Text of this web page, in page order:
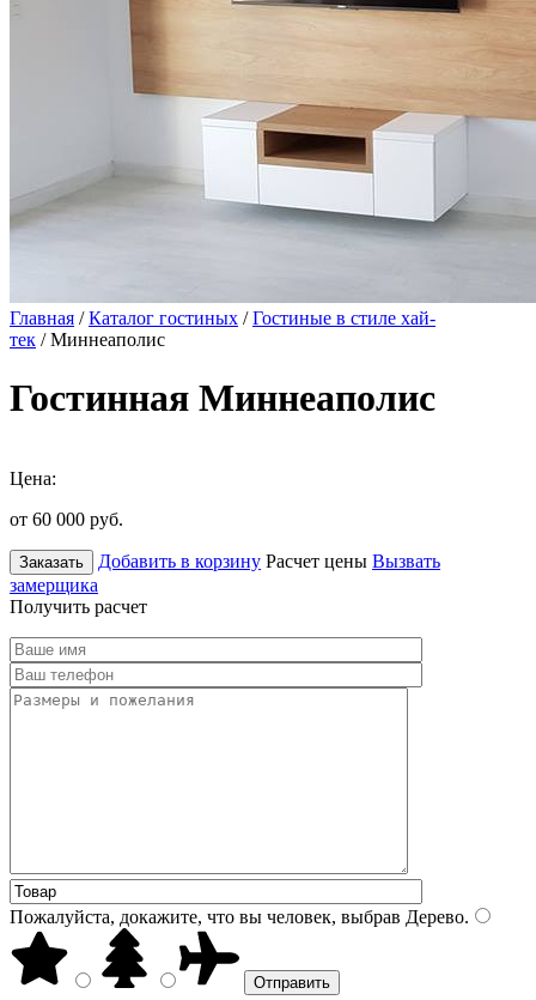
Главная /Каталог гостиных /Гостиные в стиле хай-
тек / Миннеаполис
Гостинная Миннеаполис
Цена:
от 60 000 руб.
Заказать Добавить в корзину Расчет цены Вызвать
замерщика
Получить расчет
Пожалуйста, докажите, что вы человек, выбрав Дерево.